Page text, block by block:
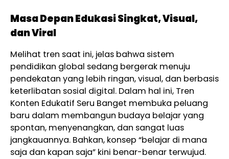
Masa Depan Edukasi Singkat, Visual,
dan Viral
Melihat tren saat ini, jelas bahwa sistem
pendidikan global sedang bergerak menuju
pendekatan yang lebih ringan, visual, dan berbasis
keterlibatan sosial digital. Dalam hal ini, Tren
Konten Edukatif Seru Banget membuka peluang
baru dalam membangun budaya belajar yang
spontan, menyenangkan, dan sangat luas
jangkauannya. Bahkan, konsep “belajar di mana
saja dan kapan saja” kini benar-benar terwujud.